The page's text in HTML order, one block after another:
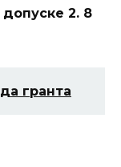
2. 8
гранта